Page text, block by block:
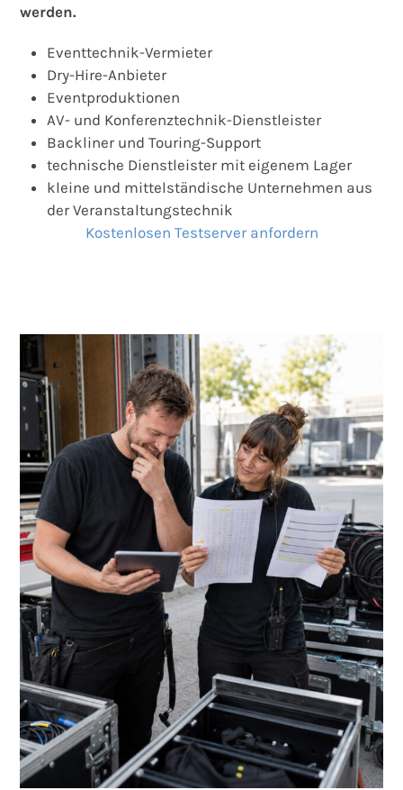
werden.
Eventtechnik-Vermieter
Dry-Hire-Anbieter
Eventproduktionen
AV- und Konferenztechnik-Dienstleister
Backliner und Touring-Support
technische Dienstleister mit eigenem Lager
kleine und mittelständische Unternehmen aus
der Veranstaltungstechnik
Kostenlosen Testserver anfordern